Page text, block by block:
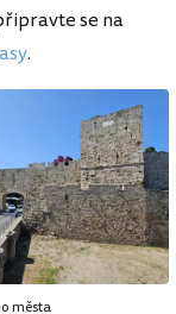
se na
.
města